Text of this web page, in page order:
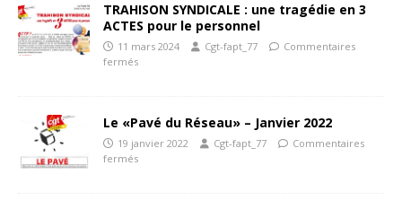
TRAHISON SYNDICALE : une tragédie en 3
ACTES pour le personnel
11 mars 2024 Cgt-fapt_77
Commentaires
fermés
Le «Pavé du Réseau» – Janvier 2022
19 janvier 2022 Cgt-fapt_77
Commentaires
fermés